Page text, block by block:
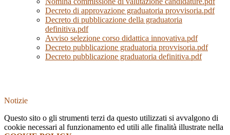
Decreto di approvazione graduatoria provvisoria.pdf
Decreto di pubblicazione della graduatoria
definitiva.pdf
Avviso selezione corso didattica innovativa.pdf
Decreto pubblicazione graduatoria provvisoria.pdf
Decreto pubblicazione graduatoria definitiva.pdf
Notizie
Questo sito o gli strumenti terzi da questo utilizzati si avvalgono di
cookie necessari al funzionamento ed utili alle finalità illustrate nella